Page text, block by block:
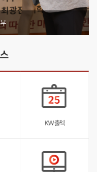
만원 기부
61만원 기탁
KW 출첵
브
리
스